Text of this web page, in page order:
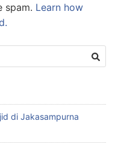
spam. Learn how
di Jakasampurna